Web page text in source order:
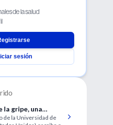
de la salud
sesión
la gripe, una
arma biológica
de la Universidad de